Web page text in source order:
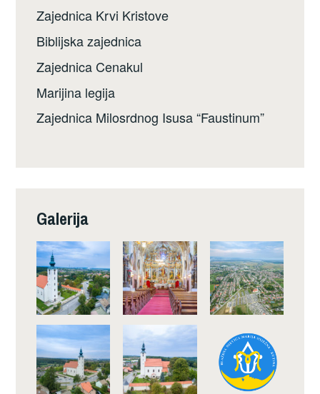
Zajednica Krvi Kristove
Biblijska zajednica
Zajednica Cenakul
Marijina legija
Zajednica Milosrdnog Isusa “Faustinum”
Galerija